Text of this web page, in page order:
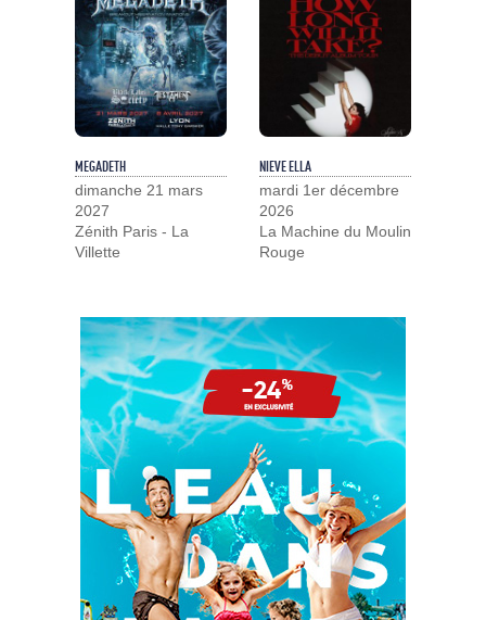
MEGADETH
dimanche 21 mars
2027
Zénith Paris - La
Villette
NIEVE ELLA
mardi 1er décembre
2026
La Machine du Moulin
Rouge